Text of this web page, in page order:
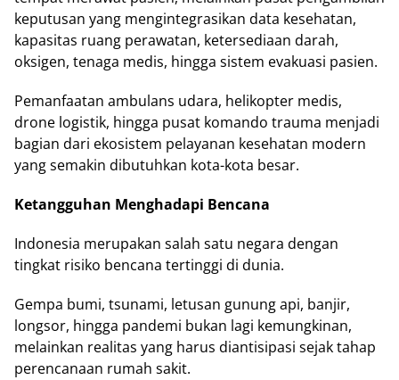
keputusan yang mengintegrasikan data kesehatan,
kapasitas ruang perawatan, ketersediaan darah,
oksigen, tenaga medis, hingga sistem evakuasi pasien.
Pemanfaatan ambulans udara, helikopter medis,
drone logistik, hingga pusat komando trauma menjadi
bagian dari ekosistem pelayanan kesehatan modern
yang semakin dibutuhkan kota-kota besar.
Ketangguhan Menghadapi Bencana
Indonesia merupakan salah satu negara dengan
tingkat risiko bencana tertinggi di dunia.
Gempa bumi, tsunami, letusan gunung api, banjir,
longsor, hingga pandemi bukan lagi kemungkinan,
melainkan realitas yang harus diantisipasi sejak tahap
perencanaan rumah sakit.